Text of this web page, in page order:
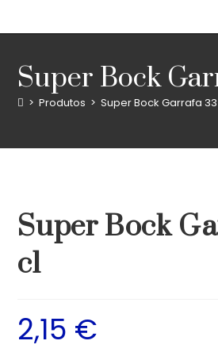
Super Bock
> Produtos > Super Bock Garrafa
Super Bock
cl
2,15 €